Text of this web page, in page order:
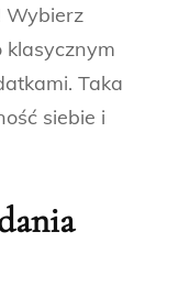
Wybierz
klasycznym
Taka
siebie i